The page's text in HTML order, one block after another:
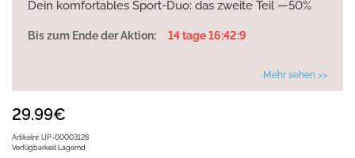
Dein komfortables Sport-Duo: das zweite Teil —50%
Bis zum Ende der Aktion: 14 tage 16:42:9
Mehr sehen >>
Artikelnr. UP-00003128
Verfügbarkeit Lagernd
29.99€